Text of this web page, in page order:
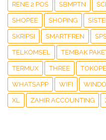
RENE 2 POS SBMPTN
SHOPEE SHOPING
SKRIPSI SMARTFREN
TELKOMSEL TEMBAK
TERMUX THREE
WHATSAPP WIFI
XL ZAHIR ACCOUNTING